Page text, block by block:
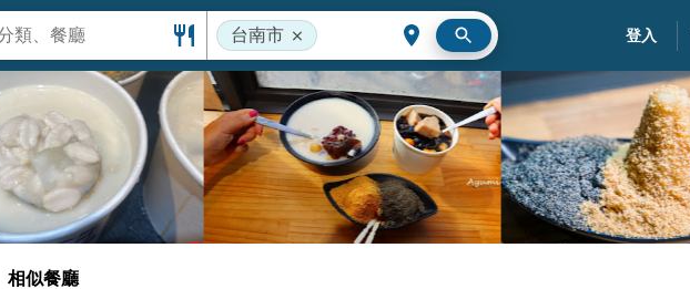
台南市 登入
相似餐廳